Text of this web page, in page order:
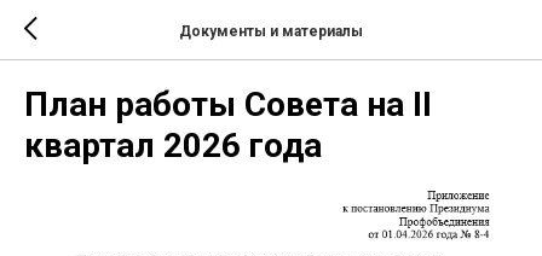
Документы и материалы
План работы Совета на II
квартал 2026 года